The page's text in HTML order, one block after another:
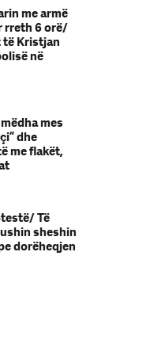
me armë
rreth 6 orë/
Kristjan
në
mes
dhe
me flakët,
Të
sheshin
dorëheqjen